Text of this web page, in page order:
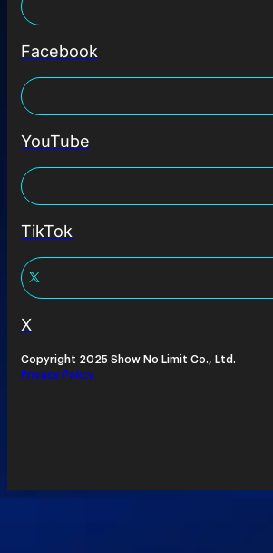
Facebook
YouTube
TikTok
X
Copyright 2025 Show No Limit Co., Ltd.
Privacy Policy